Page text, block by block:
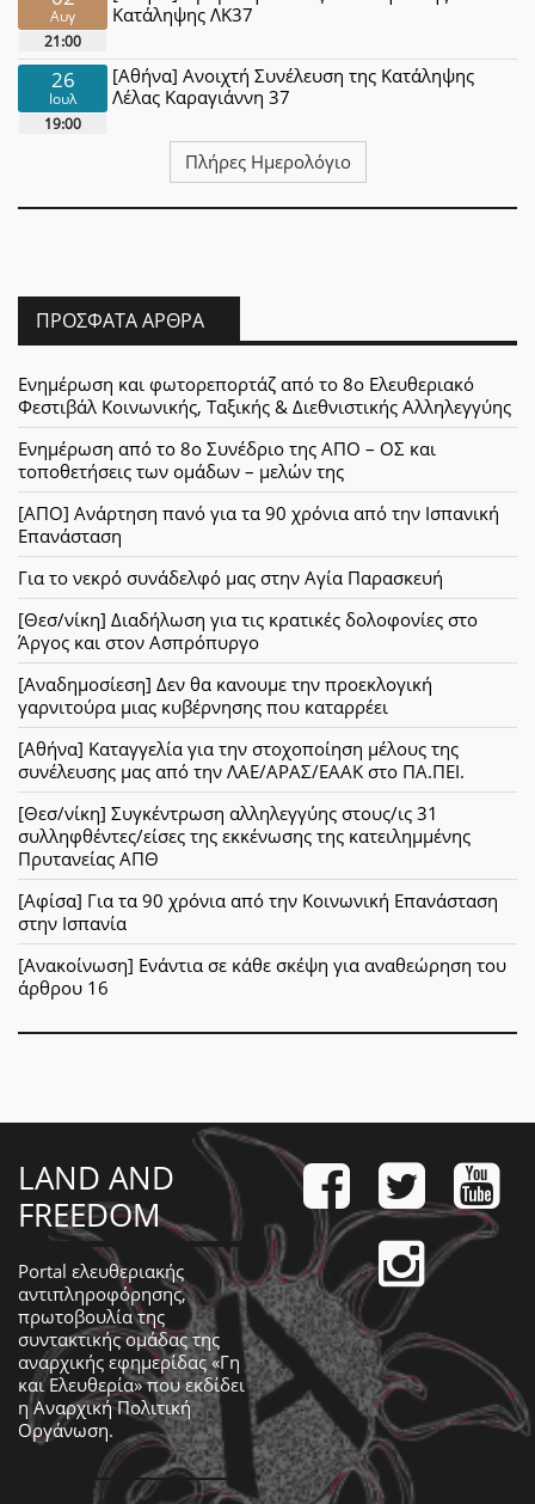
Αυγ
21:00
Κατάληψης ΛΚ37
26
Ιουλ
19:00
[Αθήνα] Ανοιχτή Συνέλευση της Κατάληψης
Λέλας Καραγιάννη 37
Πλήρες Ημερολόγιο
ΠΡΌΣΦΑΤΑ ΆΡΘΡΑ
Ενημέρωση και φωτορεπορτάζ από το 8ο Ελευθεριακό
Φεστιβάλ Κοινωνικής, Ταξικής & Διεθνιστικής Αλληλεγγύης
Ενημέρωση από το 8ο Συνέδριο της ΑΠΟ – ΟΣ και
τοποθετήσεις των ομάδων – μελών της
[ΑΠΟ] Ανάρτηση πανό για τα 90 χρόνια από την Ισπανική
Επανάσταση
Για το νεκρό συνάδελφό μας στην Αγία Παρασκευή
[Θεσ/νίκη] Διαδήλωση για τις κρατικές δολοφονίες στο
Άργος και στον Ασπρόπυργο
[Αναδημοσίεση] Δεν θα κανουμε την προεκλογική
γαρνιτούρα μιας κυβέρνησης που καταρρέει
[Αθήνα] Καταγγελία για την στοχοποίηση μέλους της
συνέλευσης μας από την ΛΑΕ/ΑΡΑΣ/ΕΑΑΚ στο ΠΑ.ΠΕΙ.
[Θεσ/νίκη] Συγκέντρωση αλληλεγγύης στους/ις 31
συλληφθέντες/είσες της εκκένωσης της κατειλημμένης
Πρυτανείας ΑΠΘ
[Αφίσα] Για τα 90 χρόνια από την Κοινωνική Επανάσταση
στην Ισπανία
[Ανακοίνωση] Ενάντια σε κάθε σκέψη για αναθεώρηση του
άρθρου 16
LAND AND
FREEDOM
Portal ελευθεριακής
αντιπληροφόρησης,
πρωτοβουλία της
συντακτικής ομάδας της
αναρχικής εφημερίδας «Γη
και Ελευθερία» που εκδίδει
ηΑναρχική Πολιτική
Οργάνωση.